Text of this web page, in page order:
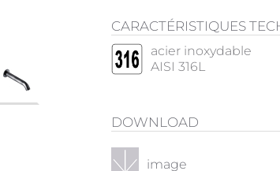
CARACTÉRISTIQUES
acier inoxydable
AISI 316L
DOWNLOAD
image